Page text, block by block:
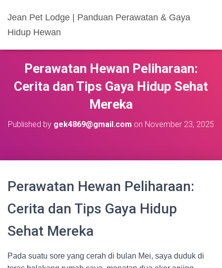
Jean Pet Lodge | Panduan Perawatan & Gaya
Hidup Hewan
Perawatan Hewan Peliharaan:
Cerita dan Tips Gaya Hidup Sehat
Mereka
Published by gek4869@gmail.com on November 23, 2025
Perawatan Hewan Peliharaan:
Cerita dan Tips Gaya Hidup
Sehat Mereka
Pada suatu sore yang cerah di bulan Mei, saya duduk di